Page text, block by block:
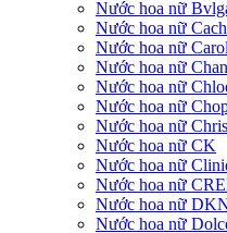
Nước hoa nữ
Nước hoa nữ
Nước hoa nữ
Nước hoa nữ
Nước hoa nữ
Nước hoa nữ
Nước hoa nữ
Nước hoa nữ CK
Nước hoa nữ
Nước hoa nữ
Nước hoa nữ
Nước hoa nữ